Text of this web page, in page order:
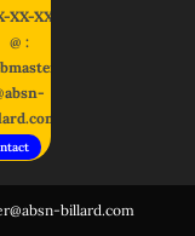
XX-XX
@ :
billard.com